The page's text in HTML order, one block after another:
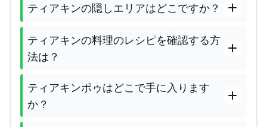
ティアキンの隠しエリアはどこですか？
ティアキンの料理のレシピを確認する方
法は？
ティアキンポゥはどこで手に入ります
か？